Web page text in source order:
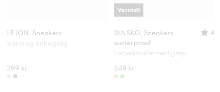
LEJON, Sneakers
Varm og behagelig
399 kr
DINSKO, Sneakers
waterproof
4
Lettvektssåle med grep
549 kr
Vanntett